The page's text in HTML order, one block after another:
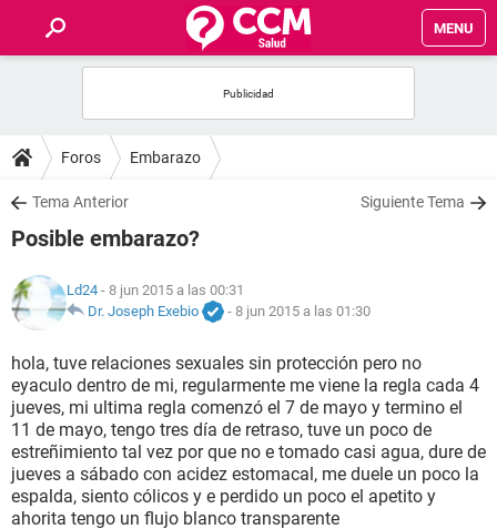
MENU
FOROS
SALUD
NUTRICIÓN
BIENESTAR
SEXUALIDAD
GLOSARIO
Foros Embarazo
Tema Anterior Siguiente Tema
Posible embarazo?
Ld24 - 8 jun 2015 a las 00:31
Dr. Joseph Exebio
- 8 jun 2015 a las 01:30
hola, tuve relaciones sexuales sin protección pero no
eyaculo dentro de mi, regularmente me viene la regla cada 4
jueves, mi ultima regla comenzó el 7 de mayo y termino el
11 de mayo, tengo tres día de retraso, tuve un poco de
estreñimiento tal vez por que no e tomado casi agua, dure de
jueves a sábado con acidez estomacal, me duele un poco la
espalda, siento cólicos y e perdido un poco el apetito y
ahorita tengo un flujo blanco transparente